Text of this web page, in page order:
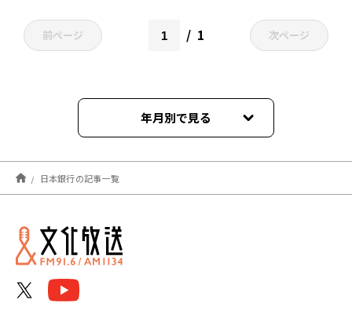
前ページ 1 次ページ
年月別で見る
2025年03月
2024年08月
2024年07月
日本銀行の記事一覧